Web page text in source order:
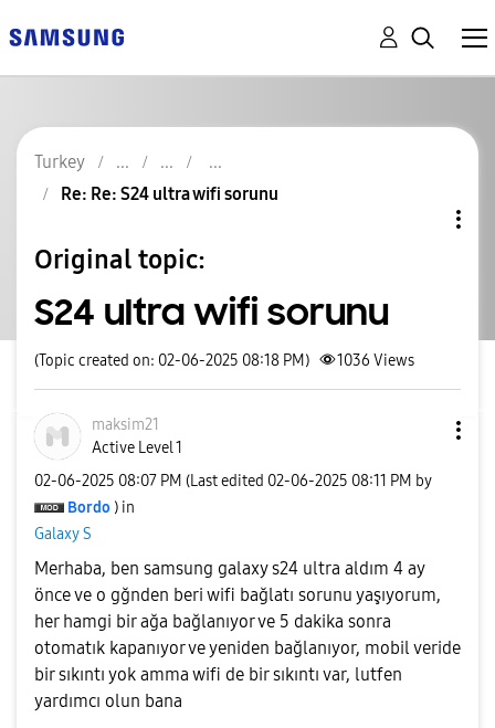
Turkey
Re: Re: S24 ultra wifi sorunu
Original topic:
S24 ultra wifi sorunu
(Topic created on: 02-06-2025 08:18 PM) 1036 Views
maksim21
Active Level 1
‎02-06-2025 08:07 PM (Last edited ‎02-06-2025 08:11 PM by
Bordo ) in
Galaxy S
Merhaba, ben samsung galaxy s24 ultra aldım 4 ay
önce ve o gğnden beri wifi bağlatı sorunu yaşıyorum,
her hamgi bir ağa bağlanıyor ve 5 dakika sonra
otomatık kapanıyor ve yeniden bağlanıyor, mobil veride
bir sıkıntı yok amma wifi de bir sıkıntı var, lutfen
yardımcı olun bana